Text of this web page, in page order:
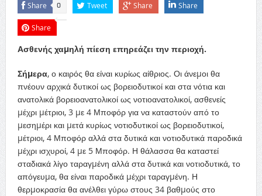
Share 0 Tweet Share Share
Share
Ασθενής χαµηλή πίεση επηρεάζει την περιοχή.
Σήµερα, ο καιρός θα είναι κυρίως αίθριος. Οι άνεµοι θα
πνέουν αρχικά δυτικοί ως βορειοδυτικοί και στα νότια και
ανατολικά βορειοανατολικοί ως νοτιοανατολικοί, ασθενείς
µέχρι µέτριοι, 3 µε 4 Μποφόρ για να καταστούν από το
µεσηµέρι και µετά κυρίως νοτιοδυτικοί ως βορειοδυτικοί,
µέτριοι, 4 Μποφόρ αλλά στα δυτικά και νοτιοδυτικά παροδικά
µέχρι ισχυροί, 4 µε 5 Μποφόρ. Η θάλασσα θα καταστεί
σταδιακά λίγο ταραγµένη αλλά στα δυτικά και νοτιοδυτικά, το
απόγευµα, θα είναι παροδικά µέχρι ταραγµένη. Η
θερµοκρασία θα ανέλθει γύρω στους 34 βαθµούς στο